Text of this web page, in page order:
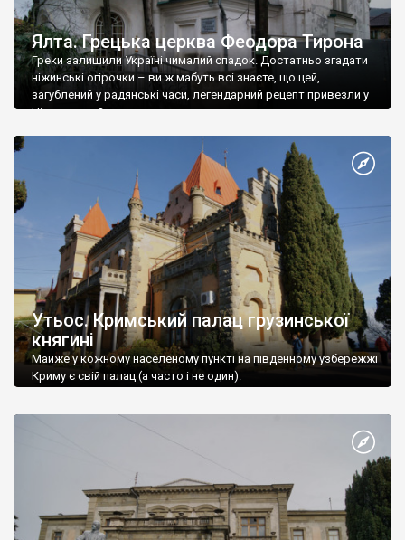
Ялта. Грецька церква Феодора Тирона
Греки залишили Україні чималий спадок. Достатньо згадати
ніжинські огірочки – ви ж мабуть всі знаєте, що цей,
загублений у радянські часи, легендарний рецепт привезли у
Ніжин греки?
Утьос. Кримський палац грузинської
княгині
Майже у кожному населеному пункті на південному узбережжі
Криму є свій палац (а часто і не один).